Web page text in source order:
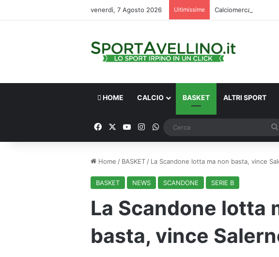
venerdì, 7 Agosto 2026 Ultimissime
HOME CALCIO BASKET ALTRI SPORT
FacebookYou TubeInstagram
WhatsApp
Home / BASKET / La Scandone lotta ma non basta, vince
BASKET NEWS SCANDONE SERIE B
La Scandone lotta
basta, vince